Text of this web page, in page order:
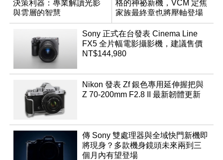
決策利器：專業解讀光影
與雲層的智慧
App「Atmos」登場
格的神祕新機，VCM 定焦
家族最終章也將壓軸登場
Sony 正式在台發表 Cinema Line
FX5 全片幅電影攝影機，建議售價
NT$144,980
Nikon 發表 Zf 銀色專用延伸握把與
Z 70-200mm F2.8 II 最新韌體更新
傳 Sony 雙處理器與全域快門新機即
將現身？多款機身鏡頭未來兩到三
個月內有望登場